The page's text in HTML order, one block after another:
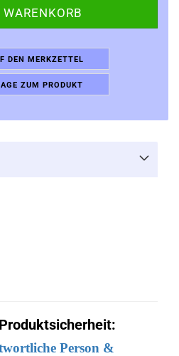
DEN MERKZETTEL
ZUM PRODUKT
Person &